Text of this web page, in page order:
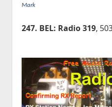
Mark
247. BEL: Radio 319,